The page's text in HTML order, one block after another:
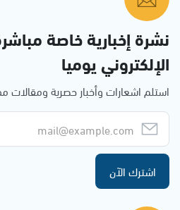
نشرة إخبارية خاصة
الإلكتروني يوميا
استلم اشعارات وأخبار حصرية
اشترك الآن